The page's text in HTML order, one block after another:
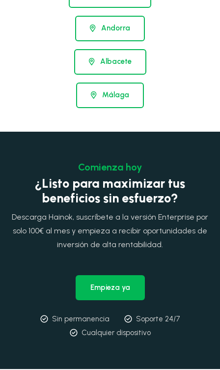
Andorra
Albacete
Málaga
Comienza hoy
¿Listo para maximizar tus
beneficios sin esfuerzo?
Descarga Hainok, suscríbete a la versión Enterprise por
solo 100€ al mes y empieza a recibir oportunidades de
inversión de alta rentabilidad.
Empieza ya
Sin permanencia
Soporte 24/7
Cualquier dispositivo